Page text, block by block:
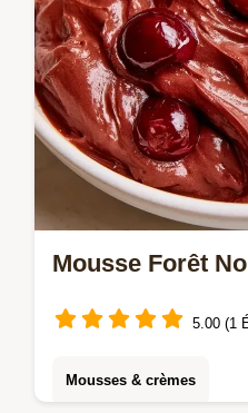
Mousse Forêt
5.00 (1
Mousses & crèmes